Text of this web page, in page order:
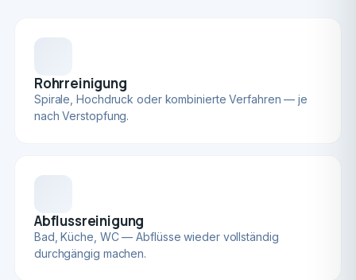
Rohrreinigung
Spirale, Hochdruck oder kombinierte Verfahren — je
nach Verstopfung.
Abflussreinigung
Bad, Küche, WC — Abflüsse wieder vollständig
durchgängig machen.